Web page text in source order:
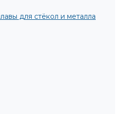
для стёкол и металла